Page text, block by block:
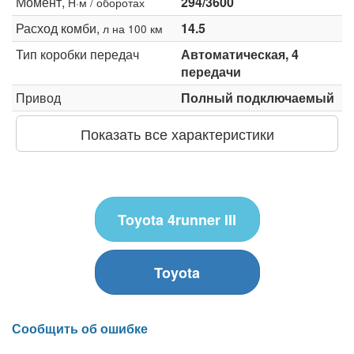
Расход комби, л на 100 км
14.5
Тип коробки передач
Автоматическая, 4
передачи
Привод
Полный подключаемый
Показать все характеристики
Toyota 4runner III
Toyota
Сообщить об ошибке